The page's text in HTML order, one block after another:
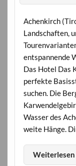
Achenkirch
Landschaften,
entspannende
Das Hotel Das
perfekte
suchen. Die
Wasser des
weite Hänge.
Weiterlesen